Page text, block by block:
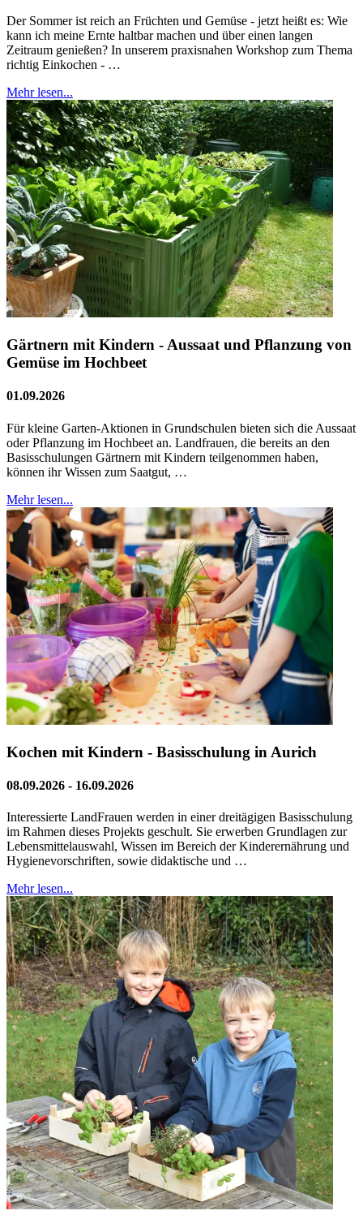
Der Sommer ist reich an Früchten und Gemüse - jetzt heißt es: Wie
kann ich meine Ernte haltbar machen und über einen langen
Zeitraum genießen? In unserem praxisnahen Workshop zum Thema
richtig Einkochen - …
Mehr lesen...
Gärtnern mit Kindern - Aussaat und Pflanzung von
Gemüse im Hochbeet
01.09.2026
Für kleine Garten-Aktionen in Grundschulen bieten sich die Aussaat
oder Pflanzung im Hochbeet an. Landfrauen, die bereits an den
Basisschulungen Gärtnern mit Kindern teilgenommen haben,
können ihr Wissen zum Saatgut, …
Mehr lesen...
Kochen mit Kindern - Basisschulung in Aurich
08.09.2026 - 16.09.2026
Interessierte LandFrauen werden in einer dreitägigen Basisschulung
im Rahmen dieses Projekts geschult. Sie erwerben Grundlagen zur
Lebensmittelauswahl, Wissen im Bereich der Kinderernährung und
Hygienevorschriften, sowie didaktische und …
Mehr lesen...